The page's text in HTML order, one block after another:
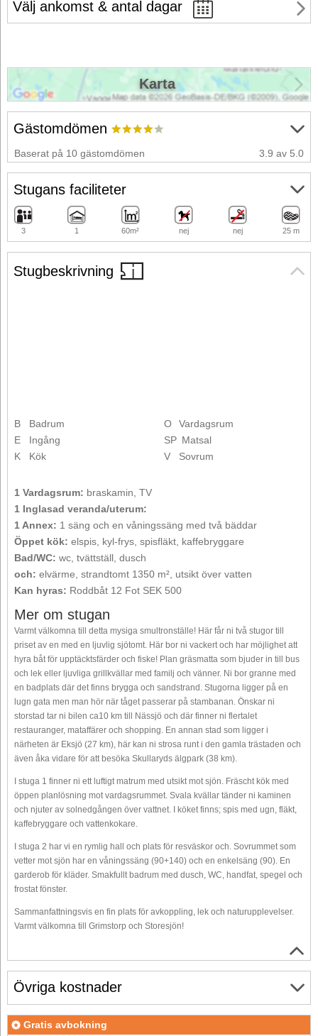
Välj ankomst & antal dagar
Stugbeskrivning
B
Badrum
E
Ingång
K
Kök
O
Vardagsrum
SP Matsal
V
Sovrum
1 Vardagsrum: braskamin, TV
1 Inglasad veranda/uterum:
1 Annex: 1 säng och en våningssäng med två bäddar
Öppet kök: elspis, kyl-frys, spisfläkt, kaffebryggare
Bad/WC: wc, tvättställ, dusch
och: elvärme, strandtomt 1350 m², utsikt över vatten
Kan hyras: Roddbåt 12 Fot SEK 500
Mer om stugan
Varmt välkomna till detta mysiga smultronställe! Här får ni två stugor till
priset av en med en ljuvlig sjötomt. Här bor ni vackert och har möjlighet att
hyra båt för upptäcktsfärder och fiske! Plan gräsmatta som bjuder in till bus
och lek eller ljuvliga grillkvällar med familj och vänner. Ni bor granne med
en badplats där det finns brygga och sandstrand. Stugorna ligger på en
lugn gata men man hör när tåget passerar på stambanan. Önskar ni
storstad tar ni bilen ca10 km till Nässjö och där finner ni flertalet
restauranger, mataffärer och shopping. En annan stad som ligger i
närheten är Eksjö (27 km), här kan ni strosa runt i den gamla trästaden och
även åka vidare för att besöka Skullaryds älgpark (38 km).
I stuga 1 finner ni ett luftigt matrum med utsikt mot sjön. Fräscht kök med
öppen planlösning mot vardagsrummet. Svala kvällar tänder ni kaminen
och njuter av solnedgången över vattnet. I köket finns; spis med ugn, fläkt,
kaffebryggare och vattenkokare.
I stuga 2 har vi en rymlig hall och plats för resväskor och. Sovrummet som
vetter mot sjön har en våningssäng (90+140) och en enkelsäng (90). En
garderob för kläder. Smakfullt badrum med dusch, WC, handfat, spegel och
frostat fönster.
Sammanfattningsvis en fin plats för avkoppling, lek och naturupplevelser.
Varmt välkomna till Grimstorp och Storesjön!
Gästomdömen
Baserat på 10 gästomdömen 3.9 av 5.0
Stugans faciliteter
3 1 60m² nej nej 25 m
Övriga kostnader
Gratis avbokning
Karta